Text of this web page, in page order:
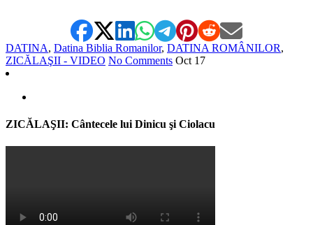
DATINA, Datina Biblia Romanilor, DATINA ROMÂNILOR,
ZICĂLAŞII - VIDEO No Comments Oct 17
ZICĂLAŞII: Cântecele lui Dinicu şi Ciolacu